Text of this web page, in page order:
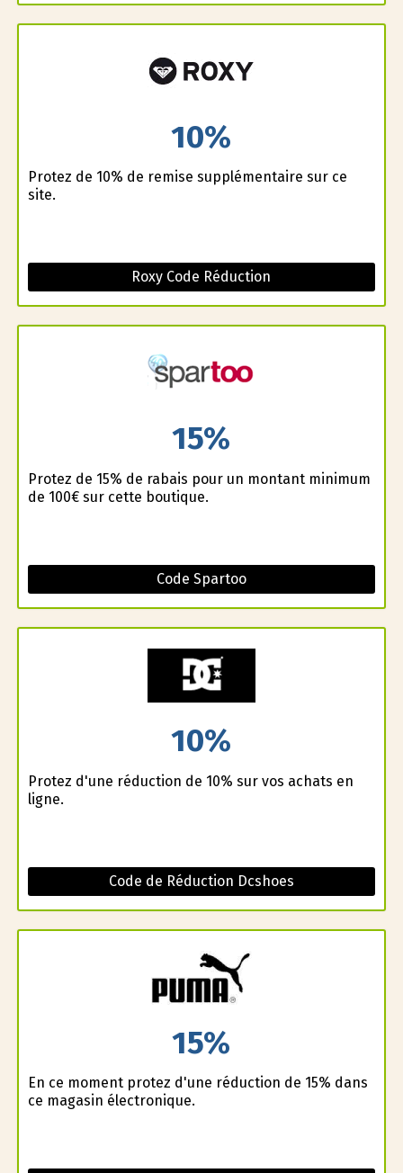
10%
Profitez de 10% de remise supplémentaire sur ce
site.
Roxy Code Réduction
15%
Profitez de 15% de rabais pour un montant minimum
de 100€ sur cette boutique.
Code Spartoo
10%
Profitez d'une réduction de 10% sur vos achats en
ligne.
Code de Réduction Dcshoes
15%
En ce moment profitez d'une réduction de 15% dans
ce magasin électronique.